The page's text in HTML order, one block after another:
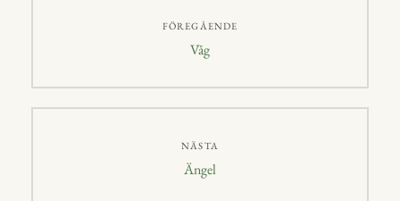
FÖREGÅENDE
Föregående
Våg
NÄSTA
Nästa
Ängel